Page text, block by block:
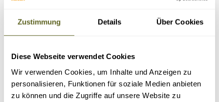
Zustimmung Details Über Cookies
Diese Webseite verwendet Cookies
Wir verwenden Cookies, um Inhalte und Anzeigen zu
personalisieren, Funktionen für soziale Medien anbieten
zu können und die Zugriffe auf unsere Website zu
stellen Ihnen Ihre ganz
persönliche Tibet Individualreisezusammen und
Sie Ihr persönliches Tibet Abenteuer beginnen!
Nur Reisen mit garantierten Terminen